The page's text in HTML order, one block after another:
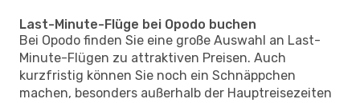
Last-Minute-Flüge bei Opodo buchen
Bei Opodo finden Sie eine große Auswahl an Last-
Minute-Flügen zu attraktiven Preisen. Auch
kurzfristig können Sie noch ein Schnäppchen
machen, besonders außerhalb der Hauptreisezeiten